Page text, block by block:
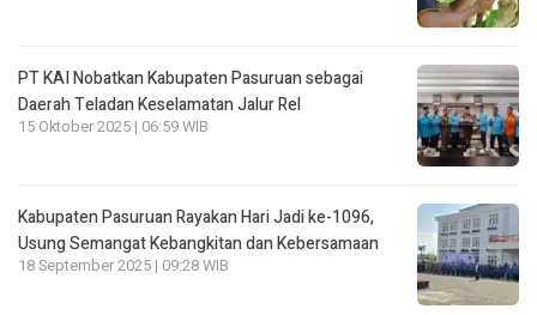
PT KAI Nobatkan Kabupaten Pasuruan sebagai
Daerah Teladan Keselamatan Jalur Rel
15 Oktober 2025 | 06:59 WIB
Kabupaten Pasuruan Rayakan Hari Jadi ke-1096,
Usung Semangat Kebangkitan dan Kebersamaan
18 September 2025 | 09:28 WIB